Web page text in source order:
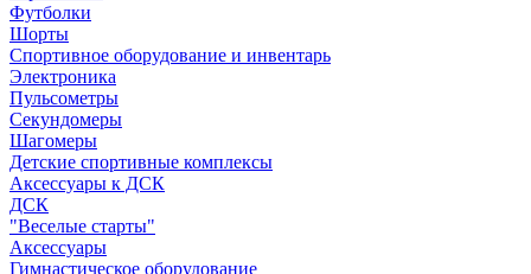
Футболки
Шорты
Спортивное оборудование и инвентарь
Электроника
Пульсометры
Секундомеры
Шагомеры
Детские спортивные комплексы
Аксессуары к ДСК
ДСК
"Веселые старты"
Аксессуары
Гимнастическое оборудование